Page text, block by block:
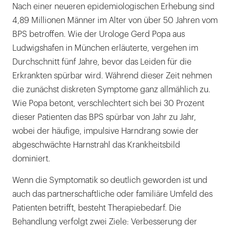
Nach einer neueren epidemiologischen Erhebung sind
4,89 Millionen Männer im Alter von über 50 Jahren vom
BPS betroffen. Wie der Urologe Gerd Popa aus
Ludwigshafen in München erläuterte, vergehen im
Durchschnitt fünf Jahre, bevor das Leiden für die
Erkrankten spürbar wird. Während dieser Zeit nehmen
die zunächst diskreten Symptome ganz allmählich zu.
Wie Popa betont, verschlechtert sich bei 30 Prozent
dieser Patienten das BPS spürbar von Jahr zu Jahr,
wobei der häufige, impulsive Harndrang sowie der
abgeschwächte Harnstrahl das Krankheitsbild
dominiert.
Wenn die Symptomatik so deutlich geworden ist und
auch das partnerschaftliche oder familiäre Umfeld des
Patienten betrifft, besteht Therapiebedarf. Die
Behandlung verfolgt zwei Ziele: Verbesserung der